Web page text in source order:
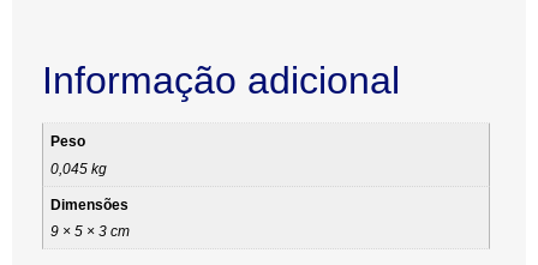
Informação adicional
Peso
0,045 kg
Dimensões
9 × 5 × 3 cm